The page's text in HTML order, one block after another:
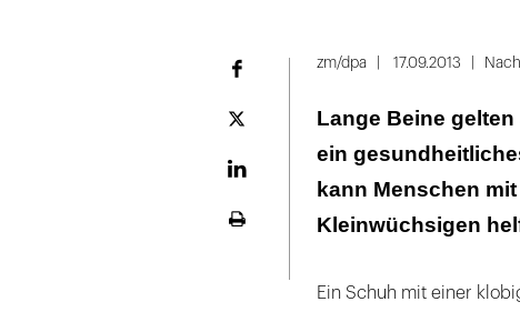
Plattform
zm/dpa 17.09.2013
Lange Beine
ein
kann Menschen
Kleinwüchsigen
Ein Schuh mit einer